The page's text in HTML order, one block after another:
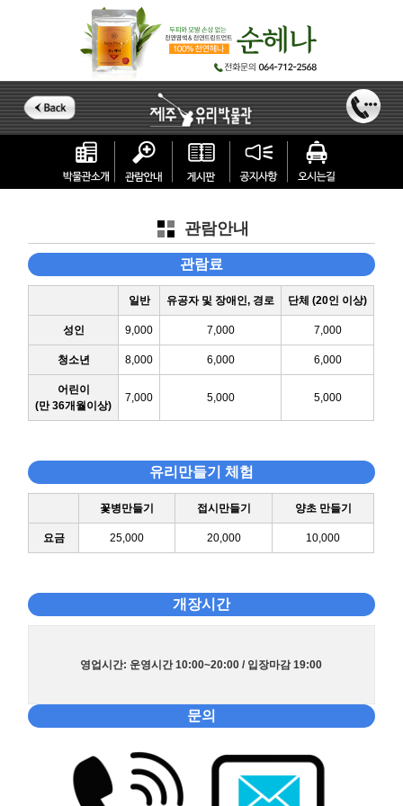
관람안내
관람료
일반 유공자 및 장애인, 경로 단체 (20인 이상)
성인 9,000 7,000 7,000
청소년 8,000 6,000 6,000
어린이
(만 36개월이상)
7,000 5,000 5,000
유리만들기 체험
꽃병만들기 접시만들기 양초 만들기
요금 25,000 20,000 10,000
개장시간
영업시간: 운영시간 10:00~20:00 / 입장마감 19:00
문의